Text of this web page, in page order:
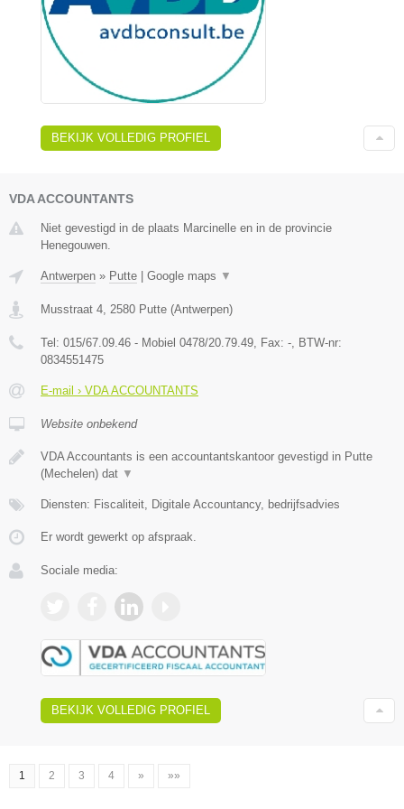
BEKIJK VOLLEDIG PROFIEL
VDA ACCOUNTANTS
Niet gevestigd in de plaats Marcinelle en in de provincie
Henegouwen.
Antwerpen » Putte | Google maps ▼
Musstraat 4 2580 Putte (Antwerpen)
Tel: 015/67.09.46 - Mobiel 0478/20.79.49 , Fax: - , BTW-nr:
0834551475
E-mail › VDA ACCOUNTANTS
Website onbekend
VDA Accountants is een accountantskantoor gevestigd in Putte
(Mechelen) dat ▼
Diensten: Fiscaliteit, Digitale Accountancy, bedrijfsadvies
Er wordt gewerkt op afspraak.
Sociale media:
BEKIJK VOLLEDIG PROFIEL
1 2 3 4 » »»